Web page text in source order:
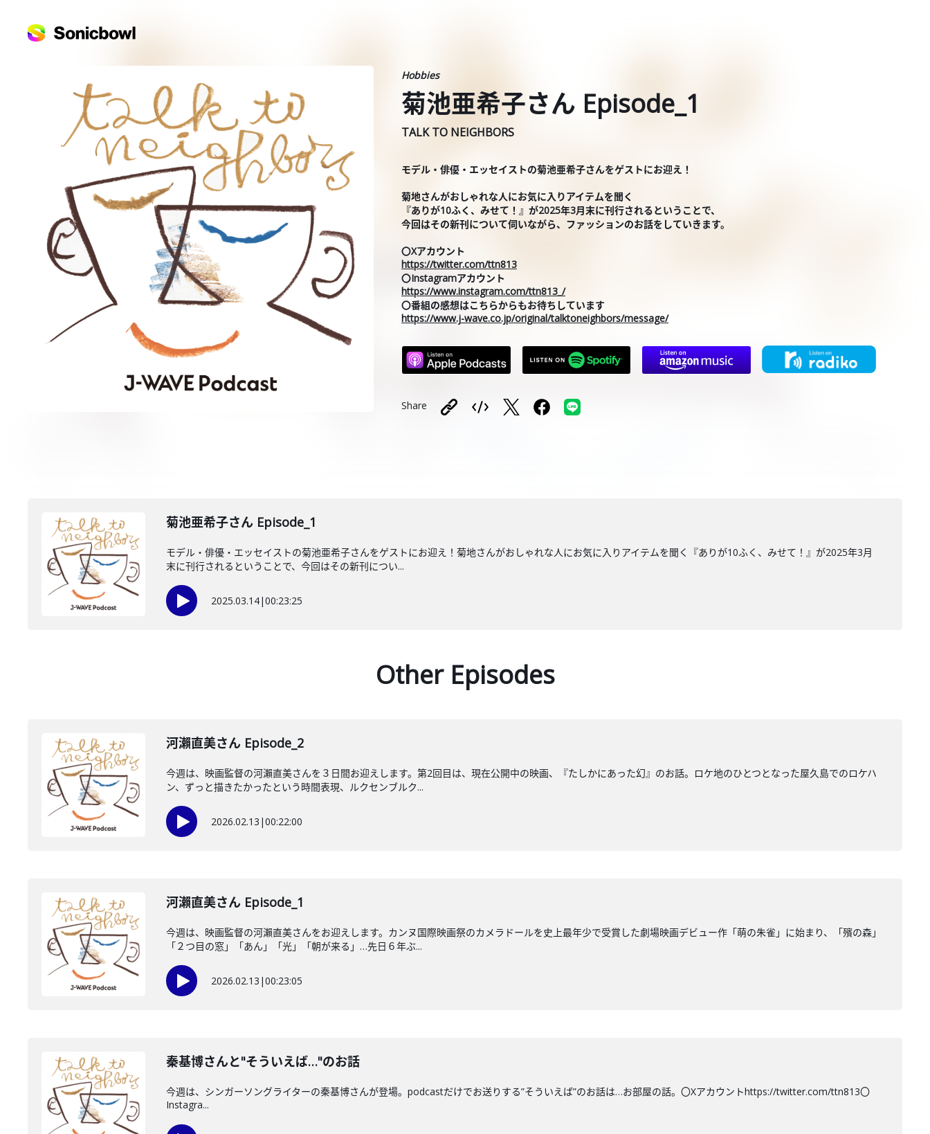
Hobbies
菊池亜希子さん Episode_1
TALK TO NEIGHBORS
モデル・俳優・エッセイストの菊池亜希子さんをゲストにお迎え！
菊地さんがおしゃれな人にお気に入りアイテムを聞く
『ありが10ふく、みせて！』が2025年3月末に刊行されるということで、
今回はその新刊について伺いながら、ファッションのお話をしていきます。
〇Xアカウント
https://twitter.com/ttn813
〇Instagramアカウント
https://www.instagram.com/ttn813_/
〇番組の感想はこちらからもお待ちしています
https://www.j-wave.co.jp/original/talktoneighbors/message/
Share
菊池亜希子さん Episode_1
モデル・俳優・エッセイストの菊池亜希子さんをゲストにお迎え！菊地さんがおしゃれな人にお気に入りアイテムを聞く『ありが10ふく、みせて！』が2025年3月
末に刊行されるということで、今回はその新刊につい...
2025.03.14|00:23:25
Other Episodes
河瀨直美さん Episode_2
今週は、映画監督の河瀨直美さんを３日間お迎えします。第2回目は、現在公開中の映画、『たしかにあった幻』のお話。ロケ地のひとつとなった屋久島でのロケハ
ン、ずっと描きたかったという時間表現、ルクセンブルク...
2026.02.13 |00:22:00
河瀨直美さん Episode_1
今週は、映画監督の河瀨直美さんをお迎えします。カンヌ国際映画祭のカメラドールを史上最年少で受賞した劇場映画デビュー作「萌の朱雀」に始まり、「殯の森」
「２つ目の窓」「あん」「光」「朝が来る」…先日６年ぶ...
2026.02.13 |00:23:05
秦基博さんと"そういえば…"のお話
今週は、シンガーソングライターの秦基博さんが登場。podcastだけでお送りする”そういえば”のお話は…お部屋の話。〇Xアカウントhttps://twitter.com/ttn813〇
Instagra...